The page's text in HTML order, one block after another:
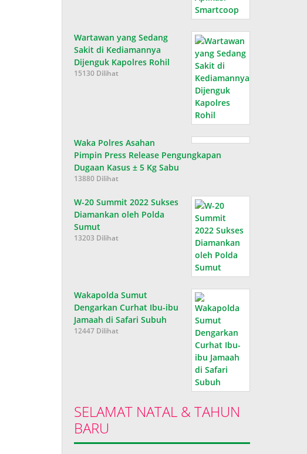
Wartawan yang Sedang
Sakit di Kediamannya
Dijenguk Kapolres Rohil
15130 Dilihat
Waka Polres Asahan
Pimpin Press Release Pengungkapan
Dugaan Kasus ± 5 Kg Sabu
13880 Dilihat
W-20 Summit 2022 Sukses
Diamankan oleh Polda
Sumut
13203 Dilihat
Wakapolda Sumut
Dengarkan Curhat Ibu-ibu
Jamaah di Safari Subuh
12447 Dilihat
SELAMAT NATAL & TAHUN
BARU